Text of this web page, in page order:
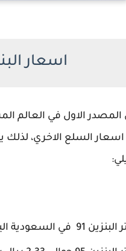
اسعار
المصدر الاول في العالم
اليوم حوالي 2.18 ريال سعودي.